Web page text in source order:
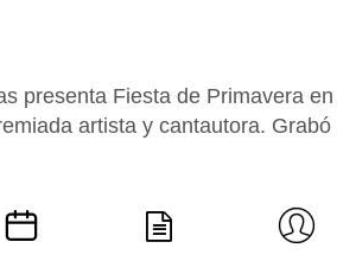
presenta Fiesta de Primavera en
artista y cantautora. Grabó